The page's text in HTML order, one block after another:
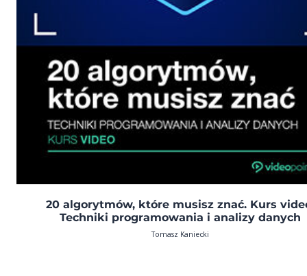
20 algorytmów, które musisz znać. Kurs
Techniki programowania i analizy danych
Tomasz Kaniecki